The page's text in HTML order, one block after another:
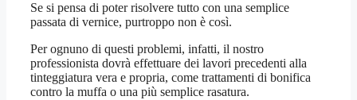
Se si pensa di poter risolvere tutto con una semplice
passata di vernice, purtroppo non è così.
Per ognuno di questi problemi, infatti, il nostro
professionista dovrà effettuare dei lavori precedenti alla
tinteggiatura vera e propria, come trattamenti di bonifica
contro la muffa o una più semplice rasatura.